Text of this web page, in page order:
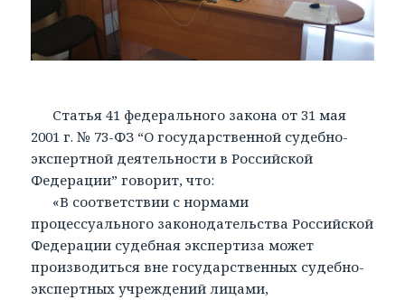
Статья 41 федерального закона от 31 мая
2001 г. № 73-ФЗ “О государственной судебно-
экспертной деятельности в Российской
Федерации” говорит, что:
«В соответствии с нормами
процессуального законодательства Российской
Федерации судебная экспертиза может
производиться вне государственных судебно-
экспертных учреждений лицами,